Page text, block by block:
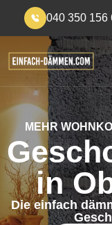
040 350 156
MEHR
in
Die einfach